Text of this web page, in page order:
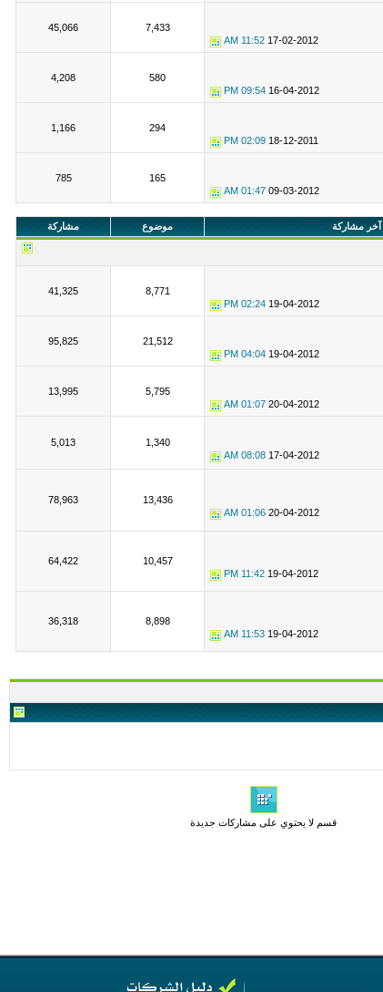
17-02-2012
11:52 AM
7,433
45,066
16-04-2012
09:54 PM
580
4,208
18-12-2011
02:09 PM
294
1,166
09-03-2012
01:47 AM
165
785
آخر مشاركة موضوع مشاركة
19-04-2012
02:24 PM
8,771
41,325
19-04-2012
04:04 PM
21,512
95,825
20-04-2012
01:07 AM
5,795
13,995
17-04-2012
08:08 AM
1,340
5,013
20-04-2012
01:06 AM
13,436
78,963
19-04-2012
11:42 PM
10,457
64,422
19-04-2012
11:53 AM
8,898
36,318
قسم لا يحتوي على مشاركات جديدة